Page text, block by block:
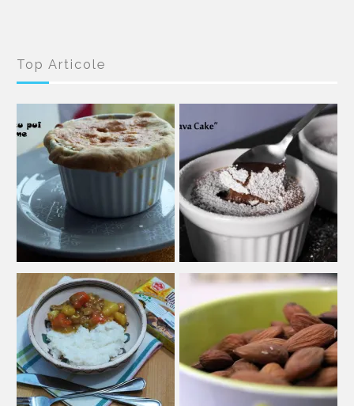
Top Articole